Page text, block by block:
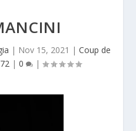
| Nov 15, 2021 | Coup de
| 0 |